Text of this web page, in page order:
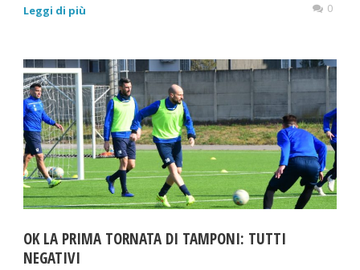
Leggi di più 0
OK LA PRIMA TORNATA DI TAMPONI: TUTTI
NEGATIVI